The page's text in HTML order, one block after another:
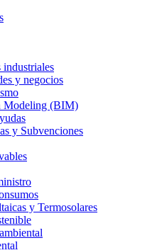
industriales
y negocios
Modeling (BIM)
y Subvenciones
y Termosolares